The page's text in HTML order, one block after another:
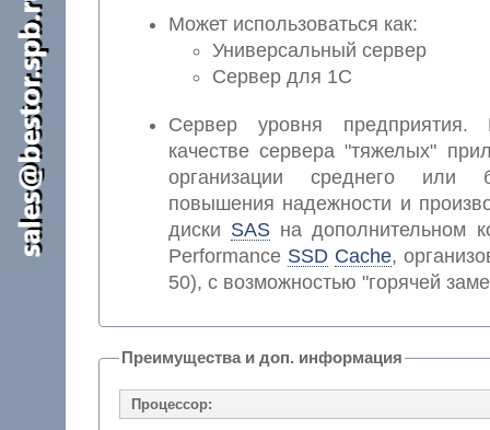
Может использоваться как:
Универсальный сервер
Сервер для 1С
Сервер уровня предприятия.
качестве сервера "тяжелых"
организации среднего или
повышения надежности и
диски SASна дополнительном
Performance SSD Cache,
50), с возможностью "горячей
Преимущества и доп. информация
Процессор: